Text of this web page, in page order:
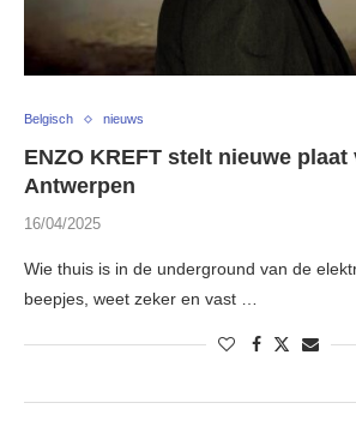
Belgisch nieuws
ENZO KREFT stelt nieuwe plaat
Antwerpen
16/04/2025
Wie thuis is in de underground van de
beepjes, weet zeker en vast …